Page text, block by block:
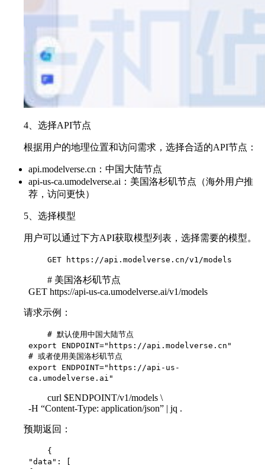
4、选择API节点
根据用户的地理位置和访问需求，选择合适的API节点：
api.modelverse.cn：中国大陆节点
api-us-ca.umodelverse.ai：美国洛杉矶节点（海外用户推
荐，访问更快）
5、选择模型
用户可以通过下方API获取模型列表，选择需要的模型。
GET https://api.modelverse.cn/v1/models
# 美国洛杉矶节点
GET https://api-us-ca.umodelverse.ai/v1/models
请求示例：
# 默认使用中国大陆节点
export ENDPOINT="https://api.modelverse.cn"
# 或者使用美国洛杉矶节点
export ENDPOINT="https://api-us-
ca.umodelverse.ai"
curl $ENDPOINT/v1/models \
-H “Content-Type: application/json” | jq .
预期返回：
{
"data": [